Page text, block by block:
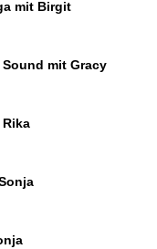
mit Birgit
mit Gracy